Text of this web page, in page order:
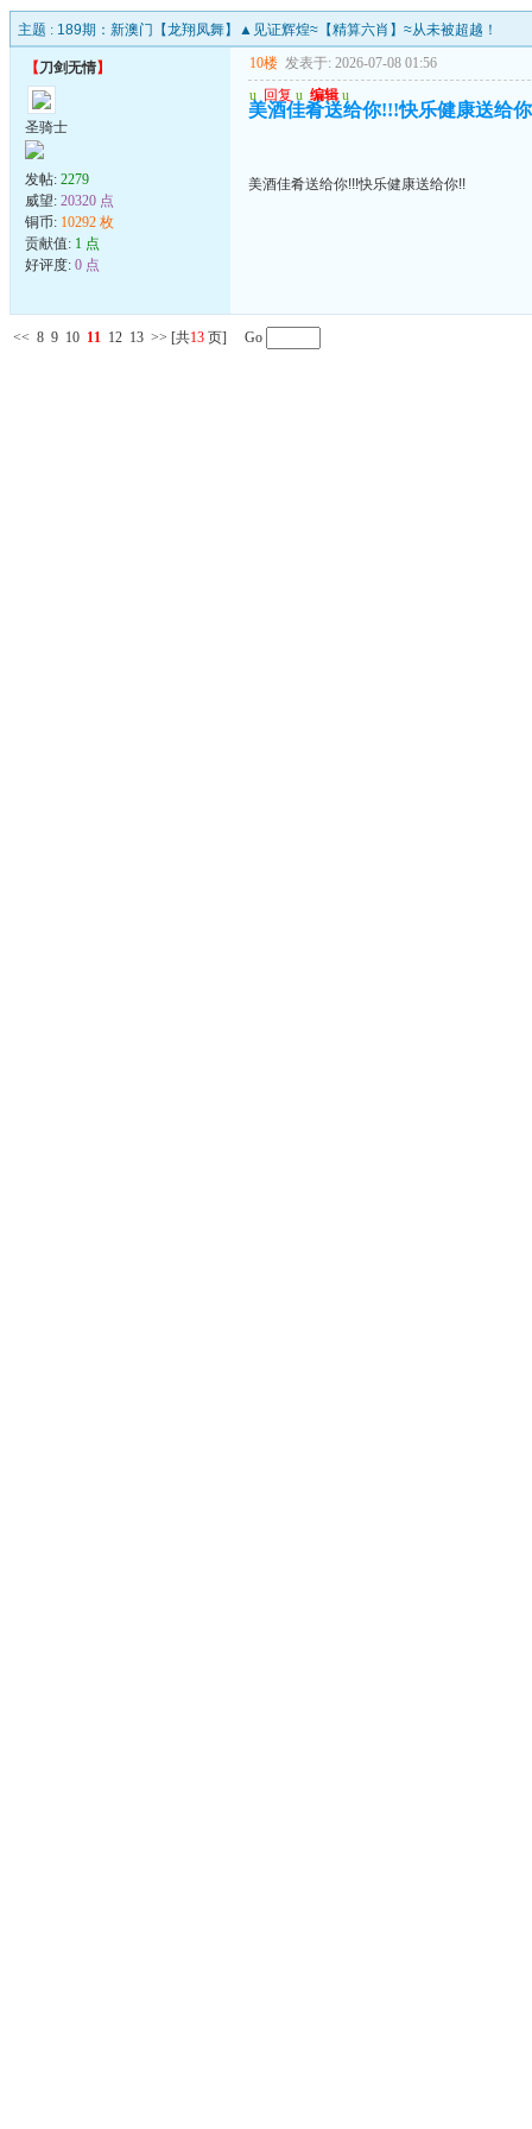
主题 : 189期：新澳门【龙翔凤舞】▲见证辉煌≈【精算六肖】≈从未被超越！
【刀剑无情】
圣骑士
发帖: 2279
威望: 20320 点
铜币: 10292 枚
贡献值: 1 点
好评度: 0 点
10楼 发表于: 2026-07-08 01:56
u 回复 u 编辑 u
美酒佳肴送给你!!!快乐健康送给
美酒佳肴送给你!!!快乐健康送给你!!
<< 8 9 10 11 12 13 >> [共13 页] Go